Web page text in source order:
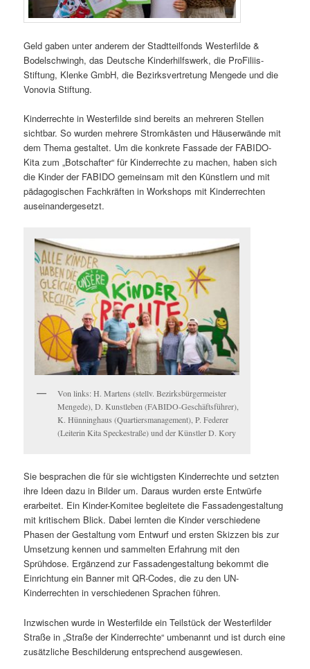
Geld gaben unter anderem der Stadtteilfonds Westerfilde &
Bodelschwingh, das Deutsche Kinderhilfswerk, die ProFiliis-
Stiftung, Klenke GmbH, die Bezirksvertretung Mengede und die
Vonovia Stiftung.
Kinderrechte in Westerfilde sind bereits an mehreren Stellen
sichtbar. So wurden mehrere Stromkästen und Häuserwände mit
dem Thema gestaltet. Um die konkrete Fassade der FABIDO-
Kita zum „Botschafter“ für Kinderrechte zu machen, haben sich
die Kinder der FABIDO gemeinsam mit den Künstlern und mit
pädagogischen Fachkräften in Workshops mit Kinderrechten
auseinandergesetzt.
Von links: H. Martens (stellv. Bezirksbürgermeister
Mengede), D. Kunstleben (FABIDO-Geschäftsführer),
K. Hünninghaus (Quartiersmanagement), P. Federer
(Leiterin Kita Speckestraße) und der Künstler D. Kory
Sie besprachen die für sie wichtigsten Kinderrechte und setzten
ihre Ideen dazu in Bilder um. Daraus wurden erste Entwürfe
erarbeitet. Ein Kinder-Komitee begleitete die Fassadengestaltung
mit kritischem Blick. Dabei lernten die Kinder verschiedene
Phasen der Gestaltung vom Entwurf und ersten Skizzen bis zur
Umsetzung kennen und sammelten Erfahrung mit den
Sprühdose. Ergänzend zur Fassadengestaltung bekommt die
Einrichtung ein Banner mit QR-Codes, die zu den UN-
Kinderrechten in verschiedenen Sprachen führen.
Inzwischen wurde in Westerfilde ein Teilstück der Westerfilder
Straße in „Straße der Kinderrechte“ umbenannt und ist durch eine
zusätzliche Beschilderung entsprechend ausgewiesen.